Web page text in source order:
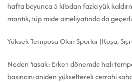
hafta boyunca 5 kilodan fazla yük
mantık, tüp mide ameliyatında da
Yüksek Temposu Olan Sporlar (Koşu,
Neden Yasak: Erken dönemde hızlı
basıncını aniden yükselterek cerrahi